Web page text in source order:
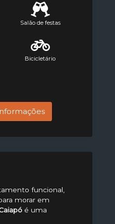
Salão de festas
Bicicletário
funcional,
morar em
é uma